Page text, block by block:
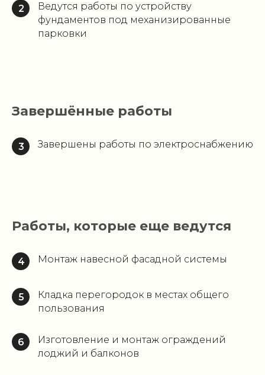
2
Ведутся работы по устройству
фундаментов под механизированные
парковки
Завершённые работы
3 Завершены работы по электроснабжению
Работы, которые еще ведутся
4 Монтаж навесной фасадной системы
5
Кладка перегородок в местах общего
пользования
6
Изготовление и монтаж ограждений
лоджий и балконов